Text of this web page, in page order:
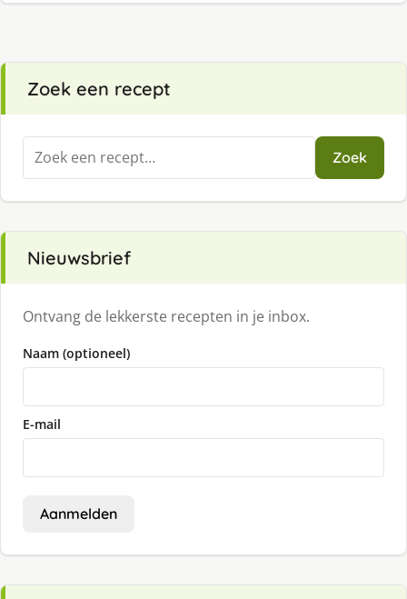
Zoek een recept
Zoeken
naar:
Zoek
Nieuwsbrief
Ontvang de lekkerste recepten in je inbox.
Naam (optioneel)
E-mail
Aanmelden